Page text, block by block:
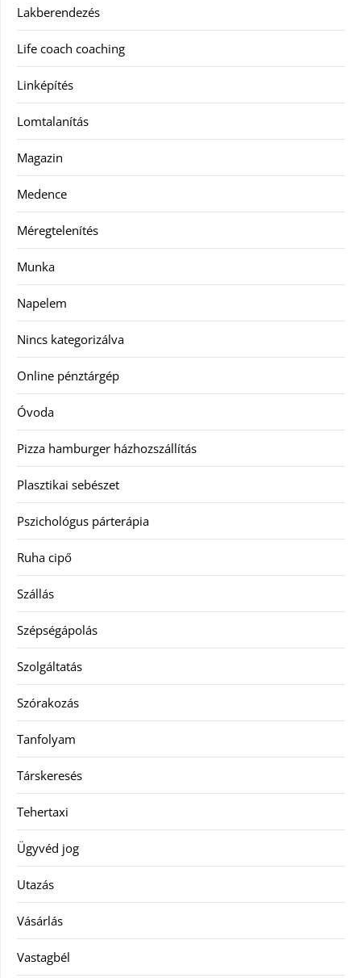
Lakberendezés
Life coach coaching
Linképítés
Lomtalanítás
Magazin
Medence
Méregtelenítés
Munka
Napelem
Nincs kategorizálva
Online pénztárgép
Óvoda
Pizza hamburger házhozszállítás
Plasztikai sebészet
Pszichológus párterápia
Ruha cipő
Szállás
Szépségápolás
Szolgáltatás
Szórakozás
Tanfolyam
Társkeresés
Tehertaxi
Ügyvéd jog
Utazás
Vásárlás
Vastagbél